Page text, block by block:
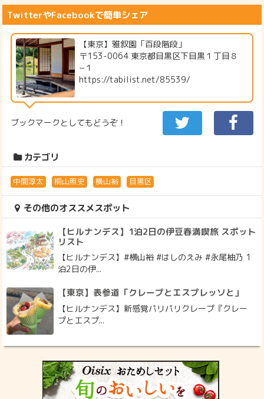
TwitterやFacebookで簡単シェア
【東京】雅叙園「百段階段」
〒153-0064 東京都目黒区下目黒１丁目８
−１
https://tabilist.net/85539/
ブックマークとしてもどうぞ！
カテゴリ
中間淳太 桐山照史 横山裕 目黒区
その他のオススメスポット
【ヒルナンデス】1泊2日の伊豆春満喫旅 スポット
リスト
【ヒルナンデス】#横山裕 #はしのえみ #永尾柚乃 1
泊2日の伊...
【東京】表参道「クレープとエスプレッソと」
【ヒルナンデス】新感覚パリパリクレープ『クレー
プとエスプ...